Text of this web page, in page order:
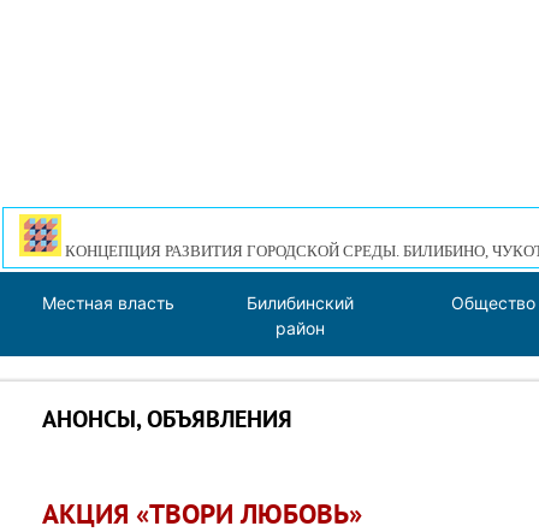
КОНЦЕПЦИЯ РАЗВИТИЯ ГОРОДСКОЙ СРЕДЫ. БИЛИБИНО,
Местная власть
Билибинский
район
Общество
АНОНСЫ, ОБЪЯВЛЕНИЯ
АКЦИЯ «ТВОРИ ЛЮБОВЬ»